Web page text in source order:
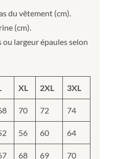
du vêtement (cm).
(cm).
ou largeur épaules selon
XL 2XL 3XL
70 72 74
56 60 64
68 69 70